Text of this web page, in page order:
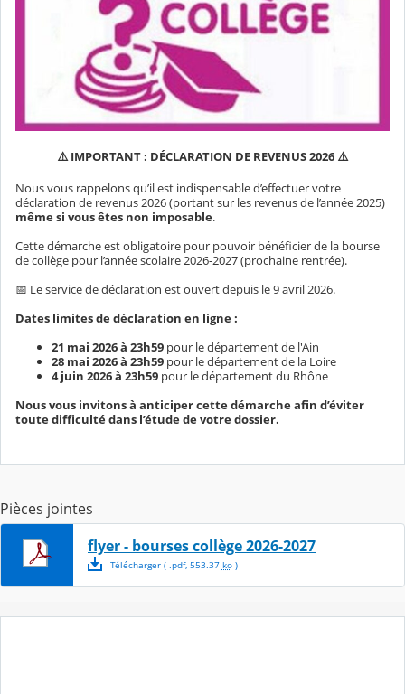
⚠️ IMPORTANT : DÉCLARATION DE REVENUS 2026 ⚠️
Nous vous rappelons qu’il est indispensable d’effectuer votre
déclaration de revenus 2026 (portant sur les revenus de l’année 2025)
même si vous êtes non imposable.
Cette démarche est obligatoire pour pouvoir bénéficier de la bourse
de collège pour l’année scolaire 2026-2027 (prochaine rentrée).
📅 Le service de déclaration est ouvert depuis le 9 avril 2026.
Dates limites de déclaration en ligne :
21 mai 2026 à 23h59 pour le département de l'Ain
28 mai 2026 à 23h59 pour le département de la Loire
4 juin 2026 à 23h59 pour le département du Rhône
Nous vous invitons à anticiper cette démarche afin d’éviter
toute difficulté dans l’étude de votre dossier.
Pièces jointes
flyer - bourses collège 2026-2027
Télécharger( .pdf, 553.37 ko)